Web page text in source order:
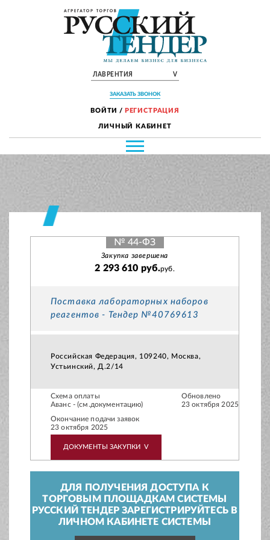
ЛАВРЕНТИЯ V
ЗАКАЗАТЬ ЗВОНОК
ВОЙТИ / РЕГИСТРАЦИЯ
ЛИЧНЫЙ КАБИНЕТ
№ 44-ФЗ
Закупка завершена
2 293 610 руб.руб.
Поставка лабораторных наборов
реагентов - Тендер №40769613
Российская Федерация, 109240, Москва,
Устьинский, Д.2/14
Схема оплаты
Аванс - (см.документацию)
Обновлено
23 октября 2025
Окончание подачи заявок
23 октября 2025
ДОКУМЕНТЫ ЗАКУПКИ V
ДЛЯ ПОЛУЧЕНИЯ ДОСТУПА К
ТОРГОВЫМ ПЛОЩАДКАМ СИСТЕМЫ
РУССКИЙ ТЕНДЕР ЗАРЕГИСТРИРУЙТЕСЬ В
ЛИЧНОМ КАБИНЕТЕ СИСТЕМЫ